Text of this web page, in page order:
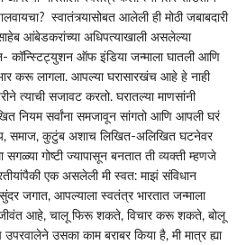
स्वातंत्र्यासोबत आलेली ही मोठी जबाबदारी
आंबेडकरांच्या अधिपत्याखाली असलेल्या
कॉन्स्टिट्युशन ऑफ इंडिया जन्माला घातली आणि
करू लागला. आपल्या घरासारखंच आहे हे नाही
त्याची सजावट करतो. घरातल्या माणसांनी
नियम सर्वांना समजावून सांगतो आणि आपली घरं
समाज, कुटुंब अशाच लिखित-अलिखित घटनेवर
सगळ्या गोष्टी ज्यापासून बनतात ती व्यक्ती म्हणजे
एक असलेली मी स्वत: माझं संविधान
जगात, आपल्याला स्वतंत्र भारतात जन्माला
आहे, चालू फिरू शकते, विचार करू शकते, बोलू
उसका काम बराबर किया है, मी मात्र ह्या